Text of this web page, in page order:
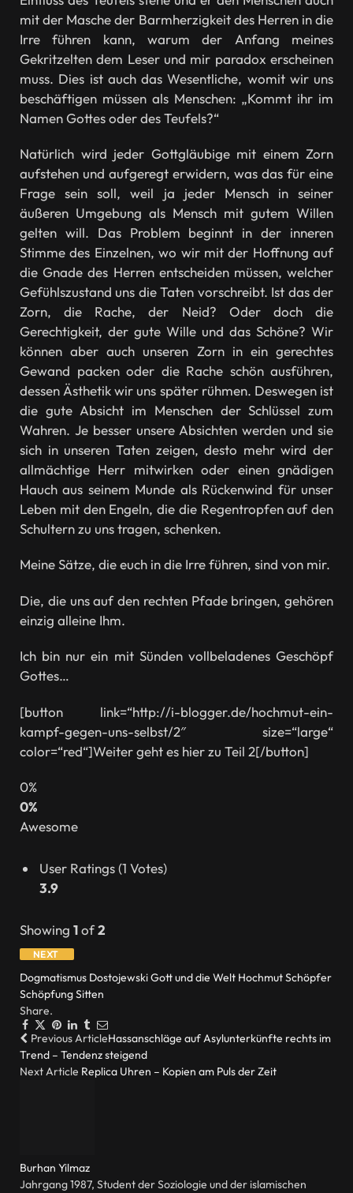
mit der Masche der Barmherzigkeit des Herren in die
Irre führen kann, warum der Anfang meines
Gekritzelten dem Leser und mir paradox erscheinen
muss. Dies ist auch das Wesentliche, womit wir uns
beschäftigen müssen als Menschen: „Kommt ihr im
Namen Gottes oder des Teufels?“
Natürlich wird jeder Gottgläubige mit einem Zorn
aufstehen und aufgeregt erwidern, was das für eine
Frage sein soll, weil ja jeder Mensch in seiner
äußeren Umgebung als Mensch mit gutem Willen
gelten will. Das Problem beginnt in der inneren
Stimme des Einzelnen, wo wir mit der Hoffnung auf
die Gnade des Herren entscheiden müssen, welcher
Gefühlszustand uns die Taten vorschreibt. Ist das der
Zorn, die Rache, der Neid? Oder doch die
Gerechtigkeit, der gute Wille und das Schöne? Wir
können aber auch unseren Zorn in ein gerechtes
Gewand packen oder die Rache schön ausführen,
dessen Ästhetik wir uns später rühmen. Deswegen ist
die gute Absicht im Menschen der Schlüssel zum
Wahren. Je besser unsere Absichten werden und sie
sich in unseren Taten zeigen, desto mehr wird der
allmächtige Herr mitwirken oder einen gnädigen
Hauch aus seinem Munde als Rückenwind für unser
Leben mit den Engeln, die die Regentropfen auf den
Schultern zu uns tragen, schenken.
Meine Sätze, die euch in die Irre führen, sind von mir.
Die, die uns auf den rechten Pfade bringen, gehören
einzig alleine Ihm.
Ich bin nur ein mit Sünden vollbeladenes Geschöpf
Gottes…
[button link=“http://i-blogger.de/hochmut-ein-
kampf-gegen-uns-selbst/2″ size=“large“
color=“red“]Weiter geht es hier zu Teil 2[/button]
0%
0%
Awesome
User Ratings(1 Votes)
3.9
Showing 1of2
NEXT
Dogmatismus DostojewskiGott und die Welt HochmutSchöpfer
SchöpfungSitten
Share.
Facebook
TwitterPinterestLinkedIn
Tumblr
Email
Previous ArticleHassanschläge auf Asylunterkünfte rechts im
Trend – Tendenz steigend
Next Article Replica Uhren – Kopien am Puls der Zeit
Burhan Yilmaz
Jahrgang 1987, Student der Soziologie und der islamischen